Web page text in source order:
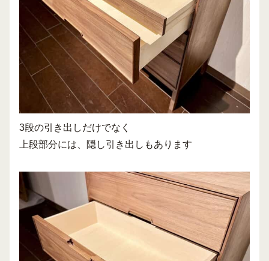
3段の引き出しだけでなく
上段部分には、隠し引き出しもあります